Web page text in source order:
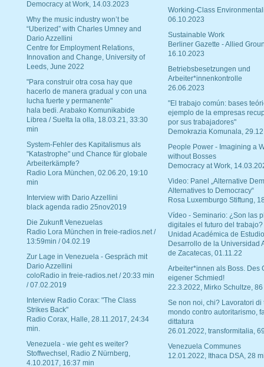
Democracy at Work, 14.03.2023
Why the music industry won’t be
“Uberized” with Charles Umney and
Dario Azzellini
Centre for Employment Relations,
Innovation and Change, University of
Leeds, June 2022
"Para construir otra cosa hay que
hacerlo de manera gradual y con una
lucha fuerte y permanente"
hala bedi. Arabako Komunikabide
Librea / Suelta la olla, 18.03.21, 33:30
min
System-Fehler des Kapitalismus als
"Katastrophe" und Chance für globale
Arbeiterkämpfe?
Radio Lora München, 02.06.20, 19:10
min
Interview with Dario Azzellini
black agenda radio 25nov2019
Die Zukunft Venezuelas
Radio Lora München in freie-radios.net /
13:59min / 04.02.19
Zur Lage in Venezuela - Gespräch mit
Dario Azzellini
coloRadio in freie-radios.net / 20:33 min
/ 07.02.2019
Interview Radio Corax: "The Class
Strikes Back"
Radio Corax, Halle, 28.11.2017, 24:34
min.
Venezuela - wie geht es weiter?
Stoffwechsel, Radio Z Nürnberg,
4.10.2017, 16:37 min
Working-Class
06.10.2023
Sustainable Work
Berliner Gazette - Allied
16.10.2023
Betriebsbesetzungen und
Arbeiter*innenkontrolle
26.06.2023
"El trabajo común: bases
ejemplo de la empresas
por sus trabajadores"
Demokrazia Komunala,
People Power - Imagining a
without Bosses
Democracy at Work,
Video: Panel „Alternative
Alternatives to Democracy“
Rosa Luxemburgo Stiftung,
Vídeo - Seminario: ¿Son las
digitales el futuro del trabajo?
Unidad Académica de
Desarrollo de la Universidad
de Zacatecas, 01.11.22
Arbeiter*innen als Boss. Des
eigener Schmied!
22.3.2022, Mirko Schultze, 86
Se non noi, chi? Lavoratori di
mondo contro autoritarismo,
dittatura
26.01.2022, transformitalia,
Venezuela Communes
12.01.2022, Ithaca DSA, 28